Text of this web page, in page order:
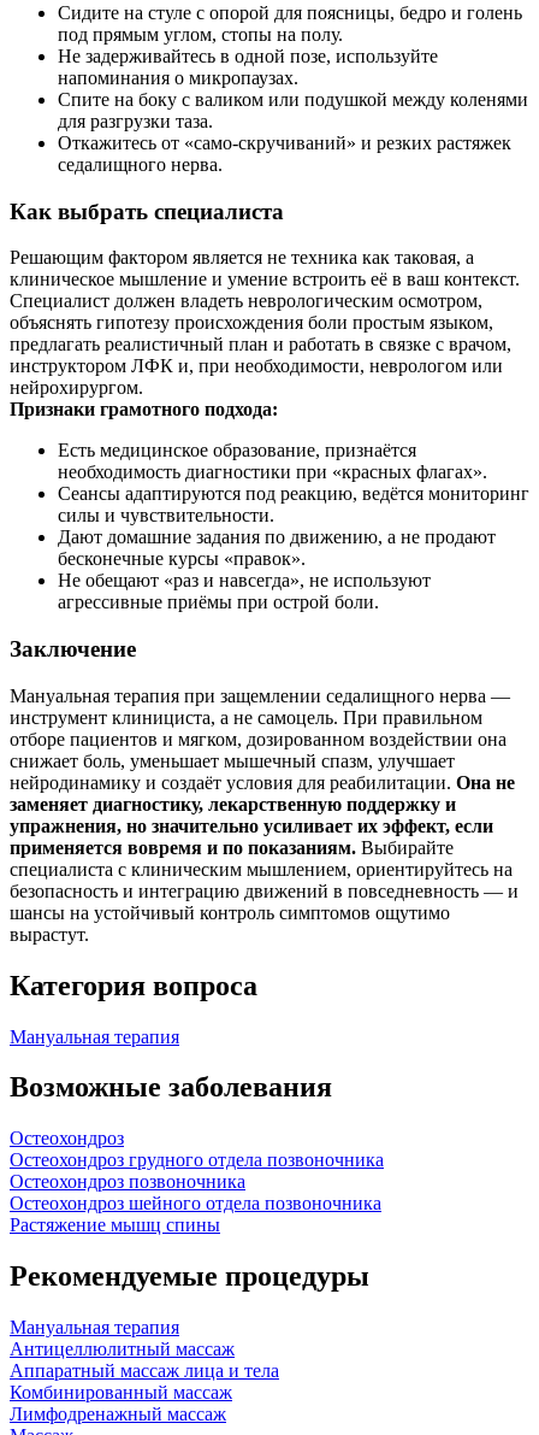
Сидите на стуле с опорой для поясницы, бедро и голень
под прямым углом, стопы на полу.
Не задерживайтесь в одной позе, используйте
напоминания о микропаузах.
Спите на боку с валиком или подушкой между коленями
для разгрузки таза.
Откажитесь от «само-скручиваний» и резких растяжек
седалищного нерва.
Как выбрать специалиста
Решающим фактором является не техника как таковая, а
клиническое мышление и умение встроить её в ваш контекст.
Специалист должен владеть неврологическим осмотром,
объяснять гипотезу происхождения боли простым языком,
предлагать реалистичный план и работать в связке с врачом,
инструктором ЛФК и, при необходимости, неврологом или
нейрохирургом.
Признаки грамотного подхода:
Есть медицинское образование, признаётся
необходимость диагностики при «красных флагах».
Сеансы адаптируются под реакцию, ведётся мониторинг
силы и чувствительности.
Дают домашние задания по движению, а не продают
бесконечные курсы «правок».
Не обещают «раз и навсегда», не используют
агрессивные приёмы при острой боли.
Заключение
Мануальная терапия при защемлении седалищного нерва —
инструмент клинициста, а не самоцель. При правильном
отборе пациентов и мягком, дозированном воздействии она
снижает боль, уменьшает мышечный спазм, улучшает
нейродинамику и создаёт условия для реабилитации. Она не
заменяет диагностику, лекарственную поддержку и
упражнения, но значительно усиливает их эффект, если
применяется вовремя и по показаниям. Выбирайте
специалиста с клиническим мышлением, ориентируйтесь на
безопасность и интеграцию движений в повседневность — и
шансы на устойчивый контроль симптомов ощутимо
вырастут.
Категория вопроса
Мануальная терапия
Возможные заболевания
Остеохондроз
Остеохондроз грудного отдела позвоночника
Остеохондроз позвоночника
Остеохондроз шейного отдела позвоночника
Растяжение мышц спины
Рекомендуемые процедуры
Мануальная терапия
Антицеллюлитный массаж
Аппаратный массаж лица и тела
Комбинированный массаж
Лимфодренажный массаж